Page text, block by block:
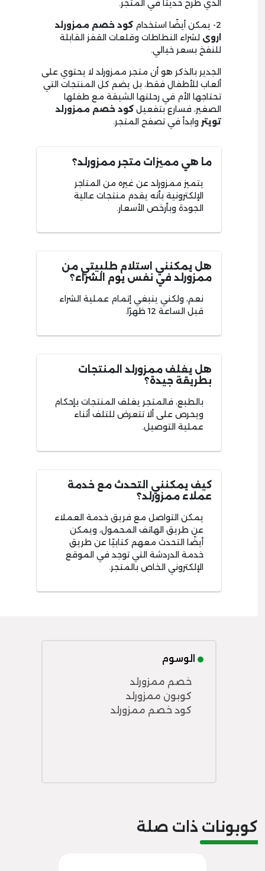
الذي طُرح حديثًا في المتجر.
2- يمكن أيضًا استخدام
كود خصم ممزورلد
اروى لشراء النطاطات وقلعات القفز القابلة
للنفخ بسعر خيالي.
الجدير بالذكر هو أن متجر ممزورلد لا يحتوي على
ألعاب للأطفال فقط، بل يضم كل المنتجات التي
تحتاجها الأم في رحلتها الشيقة مع طفلها
الصغير، فسارع بتفعيل كود خصم ممزورلد
تويتر وابدأ في تصفح المتجر.
ما هي مميزات متجر ممزورلد؟
يتميز ممزورلد عن غيره من المتاجر
الإلكترونية بأنه يقدم منتجات عالية
الجودة وبأرخص الأسعار.
هل يمكنني استلام طلبيتي من
ممزورلد في نفس يوم الشراء؟
نعم، ولكني ينبغي إتمام عملية الشراء
قبل الساعة 12 ظهرًا.
هل يغلف ممزورلد المنتجات
بطريقة جيدة؟
بالطبع، فالمتجر يغلف المنتجات بإحكام
ويحرص على ألا تتعرض للتلف أثناء
عملية التوصيل.
كيف يمكنني التحدث مع خدمة
عملاء ممزورلد؟
يمكن التواصل مع فريق خدمة العملاء
عن طريق الهاتف المحمول، ويمكن
أيضًا التحدث معهم كتابيًا عن طريق
خدمة الدردشة التي توجد في الموقع
الإلكتروني الخاص بالمتجر.
الوسوم
خصم ممزورلد
كوبون ممزورلد
كود خصم ممزورلد
كوبونات ذات صلة